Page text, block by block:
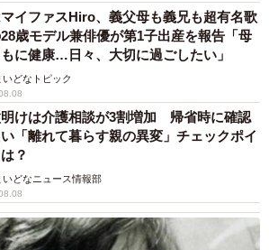
イファスHiro、義父母も義兄も超有名歌
歳モデル兼俳優が第1子出産を報告「母
に健康…日々、大切に過ごしたい」
いどなトピック
けは介護相談が3割増加 帰省時に確認
い「離れて暮らす親の異変」チェックポイ
？
いどなニュース情報部